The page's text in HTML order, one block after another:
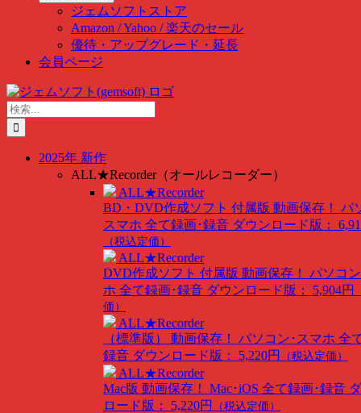
ジェムソフトストア
Amazon / Yahoo / 楽天のセール
優待・アップグレード・延長
会員ページ
Skip
to
content
検
索
…
2025年 新作
ALL★Recorder（オールレコーダー）
ALL★Recorder
BD・DVD作成ソフト 付属版 動画保存！ パ
スマホ 全て録画･録音 ダウンロード版：
（税込定価）
ALL★Recorder
DVD作成ソフト 付属版 動画保存！ パソコ
ホ 全て録画･録音 ダウンロード版： 5,904円
価）
ALL★Recorder
（標準版） 動画保存！ パソコン･スマホ 全
録音 ダウンロード版： 5,220円 （税込定価）
ALL★Recorder
Mac版 動画保存！ Mac･iOS 全て録画･録音
ロード版： 5,220円
（税込定価）